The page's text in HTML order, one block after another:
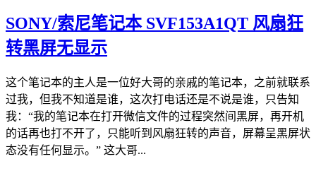
SONY/索尼笔记本 SVF153A1QT 风扇狂
转黑屏无显示
这个笔记本的主人是一位好大哥的亲戚的笔记本，之前就联系
过我，但我不知道是谁，这次打电话还是不说是谁，只告知
我：“我的笔记本在打开微信文件的过程突然间黑屏，再开机
的话再也打不开了，只能听到风扇狂转的声音，屏幕呈黑屏状
态没有任何显示。” 这大哥...